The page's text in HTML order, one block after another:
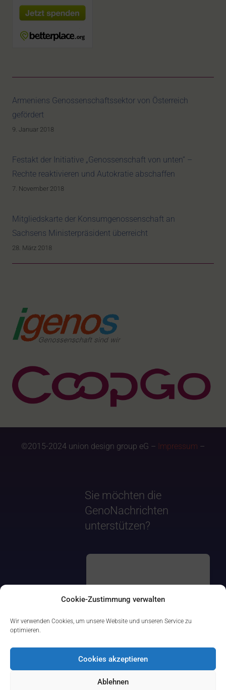
Cookie-Zustimmung verwalten
Wir verwenden Cookies, um unsere Website und unseren Service zu
optimieren.
Cookies akzeptieren
Ablehnen
Armeniens Genossenschaftssektor von Österreich
gefördert
9. Januar 2018
Festakt der Initiative „Genossenschaft von unten“ –
Rechte reaktivieren und Autokratie abschaffen
7. November 2018
Mitgliedskarte der Konsumgenossenschaft an
Sachsens Ministerpräsident überreicht
28. März 2018
©2015-2024 union design group eG – Impressum –
Sie möchten die
GenoNachrichten
unterstützen?